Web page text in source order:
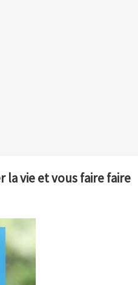
vie et vous faire faire